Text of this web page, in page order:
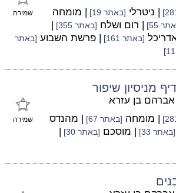
שמירה | ניטרלי [באתר 19] | מומחה
55] | רום ושלח [באתר 355]
|
[באתר 161] | פרשת השבוע [באתר
מניסיון שיפור
שמירה
בן עזרא
| מומחה [באתר 67] | מהנדס
[באתר 33] | מוסכם [באתר 30]
|